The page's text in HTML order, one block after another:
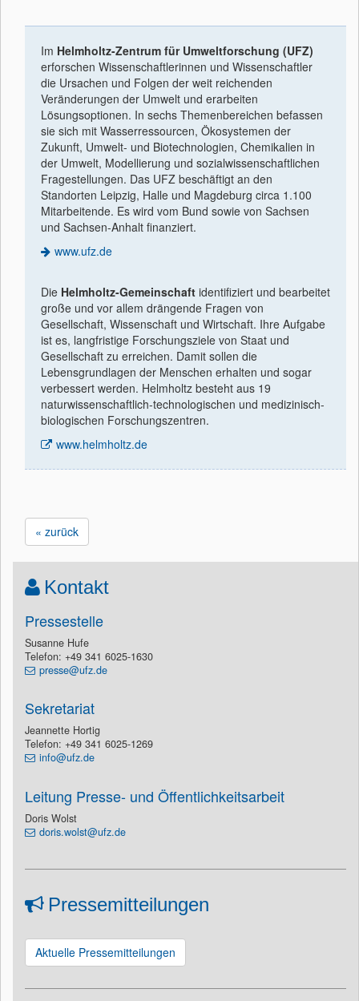
Im Helmholtz-Zentrum für Umweltforschung (UFZ)
erforschen Wissenschaftlerinnen und Wissenschaftler
die Ursachen und Folgen der weit reichenden
Veränderungen der Umwelt und erarbeiten
Lösungsoptionen. In sechs Themenbereichen befassen
sie sich mit Wasserressourcen, Ökosystemen der
Zukunft, Umwelt- und Biotechnologien, Chemikalien in
der Umwelt, Modellierung und sozialwissenschaftlichen
Fragestellungen. Das UFZ beschäftigt an den
Standorten Leipzig, Halle und Magdeburg circa 1.100
Mitarbeitende. Es wird vom Bund sowie von Sachsen
und Sachsen-Anhalt finanziert.
www.ufz.de
Die Helmholtz-Gemeinschaft identiﬁziert und bearbeitet
große und vor allem drängende Fragen von
Gesellschaft, Wissenschaft und Wirtschaft. Ihre Aufgabe
ist es, langfristige Forschungsziele von Staat und
Gesellschaft zu erreichen. Damit sollen die
Lebensgrundlagen der Menschen erhalten und sogar
verbessert werden. Helmholtz besteht aus 19
naturwissenschaftlich-technologischen und medizinisch-
biologischen Forschungszentren.
www.helmholtz.de
« zurück
Kontakt
Pressestelle
Susanne Hufe
Telefon: +49 341 6025-1630
presse@ufz.de
Sekretariat
Jeannette Hortig
Telefon: +49 341 6025-1269
info@ufz.de
Leitung Presse- und Öffentlichkeitsarbeit
Doris Wolst
doris.wolst@ufz.de
Pressemitteilungen
Aktuelle Pressemitteilungen